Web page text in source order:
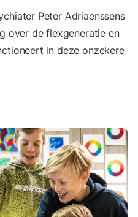
Peter Adriaenssens
over de flexgeneratie en
in deze onzekere